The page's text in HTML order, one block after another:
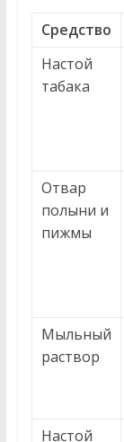
Средство
Настой
табака
Отвар
полыни и
пижмы
Мыльный
раствор
Настой